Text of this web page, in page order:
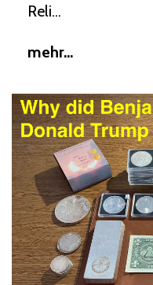
Reli...
mehr...